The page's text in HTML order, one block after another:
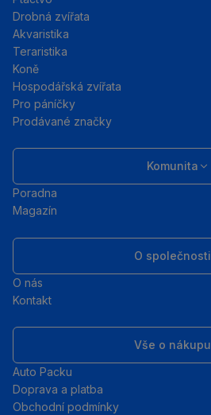
Drobná zvířata
Akvaristika
Teraristika
Koně
Hospodářská zvířata
Pro páníčky
Prodávané značky
Komunita
Poradna
Magazín
O společnosti
O nás
Kontakt
Vše o nákupu
Auto Packu
Doprava a platba
Obchodní podmínky